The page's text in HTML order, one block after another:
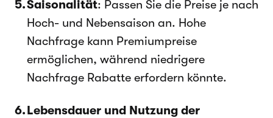
Saisonalität: Passen Sie die Preise je nach
Hoch- und Nebensaison an. Hohe
Nachfrage kann Premiumpreise
ermöglichen, während niedrigere
Nachfrage Rabatte erfordern könnte.
Lebensdauer und Nutzung der